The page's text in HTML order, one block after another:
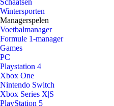
Schaatsen
Wintersporten
Managerspelen
Voetbalmanager
Formule 1-manager
Games
PC
Playstation 4
Xbox One
Nintendo Switch
Xbox Series X|S
PlayStation 5